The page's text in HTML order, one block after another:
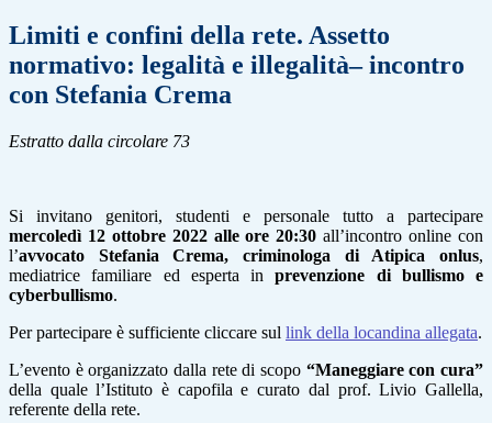
Limiti e confini della rete. Assetto
normativo: legalità e illegalità– incontro
con Stefania Crema
Estratto dalla circolare 73
Si invitano genitori, studenti e personale tutto a partecipare
mercoledì 12 ottobre 2022 alle ore 20:30 all’incontro online con
l’avvocato Stefania Crema, criminologa di Atipica onlus,
mediatrice familiare ed esperta inprevenzione di bullismo e
cyberbullismo.
Per partecipare è sufficiente cliccare sul link della locandina allegata.
L’evento è organizzato dalla rete di scopo “Maneggiare con cura”
della quale l’Istituto è capofila e curato dal prof. Livio Gallella,
referente della rete.